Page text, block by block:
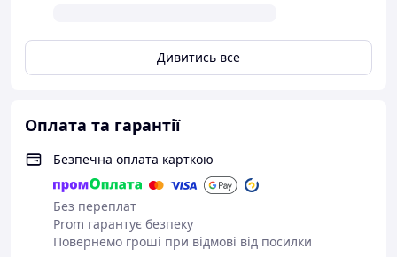
Дивитись все
Оплата та гарантії
Безпечна оплата карткою
Без переплат
Prom гарантує безпеку
Повернемо гроші при відмові від посилки